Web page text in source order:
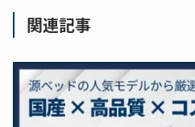
関連記事